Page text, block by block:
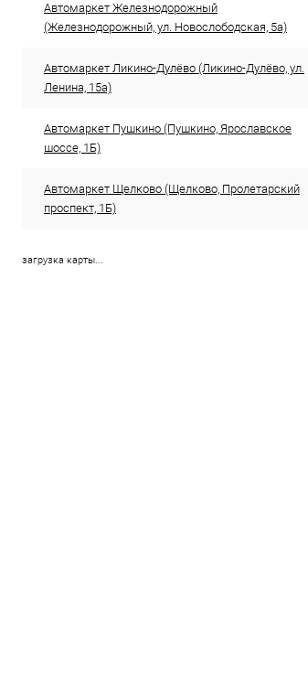
Автомаркет Железнодорожный
(Железнодорожный, ул. Новослободская, 5а)
Автомаркет Ликино-Дулёво (Ликино-Дулёво, ул.
Ленина, 15а)
Автомаркет Пушкино (Пушкино, Ярославское
шоссе, 1Б)
Автомаркет Щелково (Щелково, Пролетарский
проспект, 1Б)
загрузка карты...